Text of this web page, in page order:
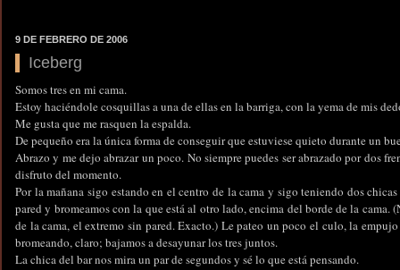
9 DE FEBRERO DE 2006
Iceberg
Somos tres en mi cama.
Estoy haciéndole cosquillas a una de ellas en la barriga, con la yema de mis
Me gusta que me rasquen la espalda.
De pequeño era la única forma de conseguir que estuviese quieto durante un
Abrazo y me dejo abrazar un poco. No siempre puedes ser abrazado por dos
disfruto del momento.
Por la mañana sigo estando en el centro de la cama y sigo teniendo dos
pared y bromeamos con la que está al otro lado, encima del borde de la cama.
de la cama, el extremo sin pared. Exacto.) Le pateo un poco el culo, la
bromeando, claro; bajamos a desayunar los tres juntos.
La chica del bar nos mira un par de segundos y sé lo que está pensando.